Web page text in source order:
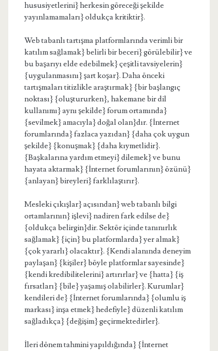
hususiyetlerini} herkesin göreceği şekilde
yayınlamamaları} oldukça kritiktir}.
Web tabanlı tartışma platformlarında verimli bir
katılım sağlamak} belirli bir beceri} görülebilir} ve
bu başarıyı elde edebilmek} çeşitli tavsiyelerin}
{uygulanmasını} şart koşar}. Daha önceki
tartışmaları titizlikle araştırmak} {bir başlangıç
noktası} {oluştururken}, hakemane bir dil
kullanımı} aynı şekilde} forum ortamında}
{sevilmek} amacıyla} doğal olan}dır. {İnternet
forumlarında} fazlaca yazıdan} {daha çok uygun
şekilde} {konuşmak} {daha kıymetlidir}.
{Başkalarına yardım etmeyi} dilemek} ve bunu
hayata aktarmak} {İnternet forumlarının} özünü}
{anlayan} bireyleri} farklılaştırır}.
Mesleki çıkışlar} açısından} web tabanlı bilgi
ortamlarının} işlevi} nadiren fark edilse de}
{oldukça belirgin}dir. Sektör içinde tanınırlık
sağlamak} {için} bu platformlarda} yer almak}
{çok yararlı} olacaktır}. {Kendi alanında deneyim
paylaşan} {kişiler} böyle platformlar sayesinde}
{kendi kredibilitelerini} artırırlar} ve {hatta} {iş
fırsatları} {bile} yaşamış olabilirler}. Kurumlar}
kendileri de} {İnternet forumlarında} {olumlu iş
markası} inşa etmek} hedefiyle} düzenli katılım
sağladıkça} {değişim} geçirmektedirler}.
İleri dönem tahmini yapıldığında} {İnternet